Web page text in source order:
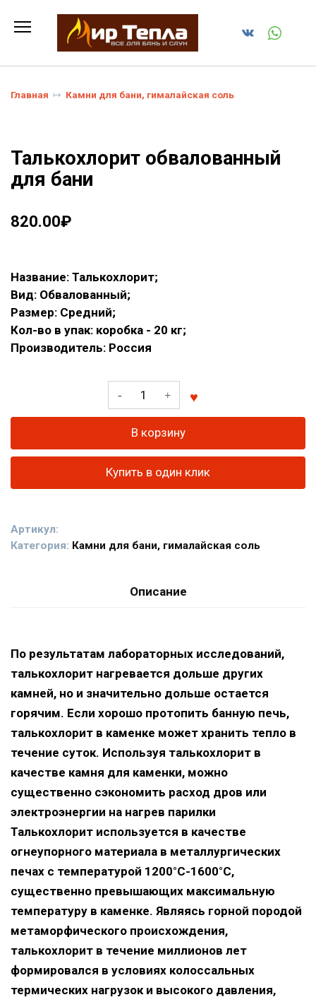
содержанию
Главная Камни для бани, гималайская соль
Талькохлорит обвалованный
для бани
820.00₽
Название: Талькохлорит;
Вид: Обвалованный;
Размер: Средний;
Кол-во в упак: коробка - 20 кг;
Производитель: Россия
Количество
товара
обвалованный
для
бани
В корзину
Купить в один клик
Артикул:
Категория: Камни для бани, гималайская соль
Описание
По результатам лабораторных исследований,
талькохлорит нагревается дольше других
камней, но и значительно дольше остается
горячим. Если хорошо протопить банную печь,
талькохлорит в каменке может хранить тепло в
течение суток. Используя талькохлорит в
качестве камня для каменки, можно
существенно сэкономить расход дров или
электроэнергии на нагрев парилки
Талькохлорит используется в качестве
огнеупорного материала в металлургических
печах с температурой 1200°С-1600°С,
существенно превышающих максимальную
температуру в каменке. Являясь горной породой
метаморфического происхождения,
талькохлорит в течение миллионов лет
формировался в условиях колоссальных
термических нагрузок и высокого давления,